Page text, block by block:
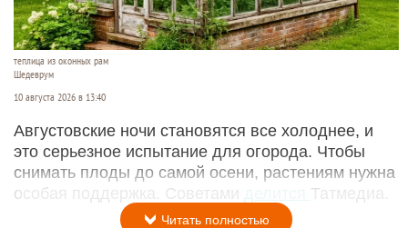
теплица из оконных рам
Шедеврум
10 августа 2026 в 13:40
Августовские ночи становятся все холоднее, и
это серьезное испытание для огорода. Чтобы
снимать плоды до самой осени, растениям нужна
особая поддержка. Советами
Татмедиа.
Читать полностью